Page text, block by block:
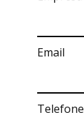
Email
Telefone